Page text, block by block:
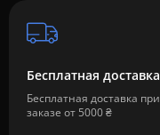
Бесплатная доставка
Бесплатная доставка при
заказе от 5000 ₴